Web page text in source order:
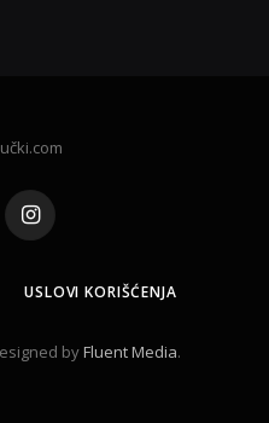
Instagram
USLOVI KORIŠĆENJA
byFluent Media.